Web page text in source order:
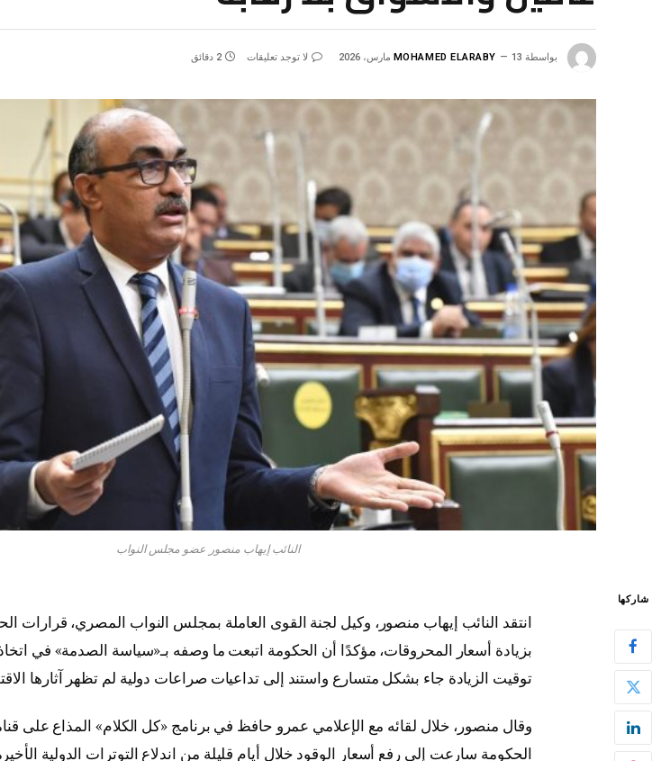
بواسطة MOHAMED ELARABY 13 مارس، 2026 لا توجد تعليقات 2 دقائق
النائب إيهاب منصور عضو مجلس النواب
شاركها
انتقد النائب إيهاب منصور، وكيل لجنة القوى العاملة بمجلس النواب المصري، قرارات
بزيادة أسعار المحروقات، مؤكدًا أن الحكومة اتبعت ما وصفه بـ«سياسة الصدمة» في اتخاذ
توقيت الزيادة جاء بشكل متسارع واستند إلى تداعيات صراعات دولية لم تظهر آثارها
وقال منصور، خلال لقائه مع الإعلامي عمرو حافظ في برنامج «كل الكلام» المذاع على
الحكومة سارعت إلى رفع أسعار الوقود خلال أيام قليلة من اندلاع التوترات الدولية